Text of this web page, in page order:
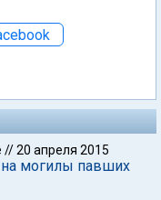
//20 апреля 2015
могилы павших